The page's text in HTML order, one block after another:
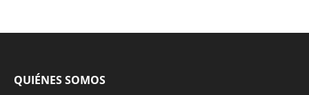
QUIÉNES SOMOS